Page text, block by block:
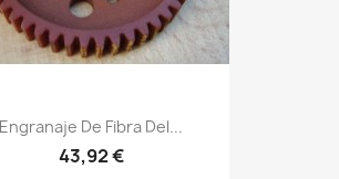
Engranaje De Fibra Del...
43,92 €